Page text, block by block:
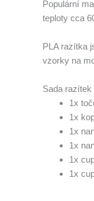
Populární
teploty cca
PLA razítka
vzorky na
Sada razítek
1x
1x
1x
1x
1x
1x